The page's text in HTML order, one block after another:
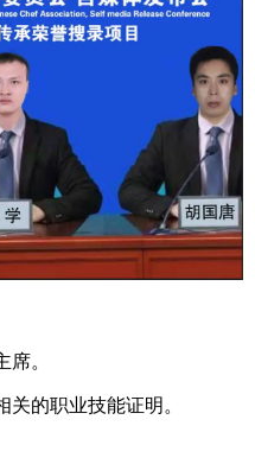
。
的职业技能证明。